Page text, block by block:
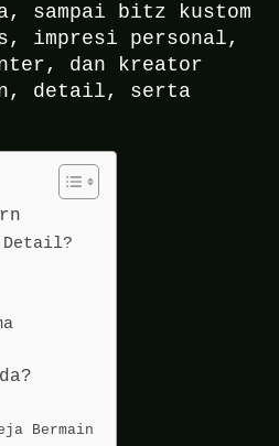
sampai bitz kustom
impresi personal,
dan kreator
detail, serta
Detail?
Bermain